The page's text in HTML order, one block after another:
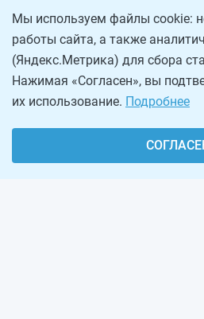
Мы используем файлы cookie:
работы сайта, а также
(Яндекс.Метрика) для сбора
Нажимая «Согласен», вы
их использование. Подробнее